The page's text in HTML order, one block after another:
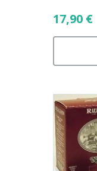
17,90 €